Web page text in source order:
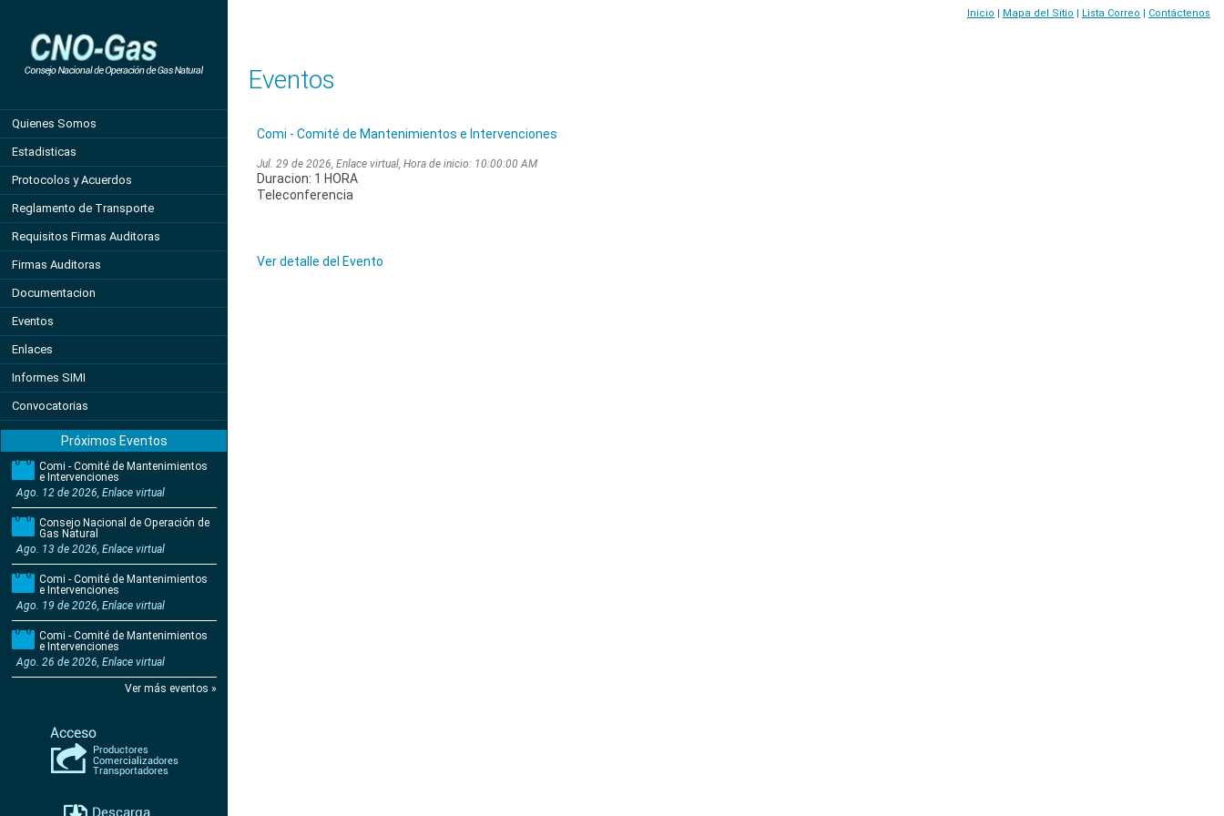
Quienes Somos
Estadisticas
Protocolos y Acuerdos
Reglamento de Transporte
Requisitos Firmas Auditoras
Firmas Auditoras
Documentacion
Eventos
Enlaces
Informes SIMI
Convocatorias
Próximos Eventos
Comi - Comité de Mantenimientos
e Intervenciones
Ago. 12 de 2026, Enlace virtual
Consejo Nacional de Operación de
Gas Natural
Ago. 13 de 2026, Enlace virtual
Comi - Comité de Mantenimientos
e Intervenciones
Ago. 19 de 2026, Enlace virtual
Comi - Comité de Mantenimientos
e Intervenciones
Ago. 26 de 2026, Enlace virtual
Ver más eventos »
Inicio | Mapa del Sitio | Lista Correo | Contáctenos
Eventos
Comi - Comité de Mantenimientos e Intervenciones
Jul. 29 de 2026, Enlace virtual, Hora de inicio: 10:00:00 AM
Duracion: 1 HORA
Teleconferencia
Ver detalle del Evento